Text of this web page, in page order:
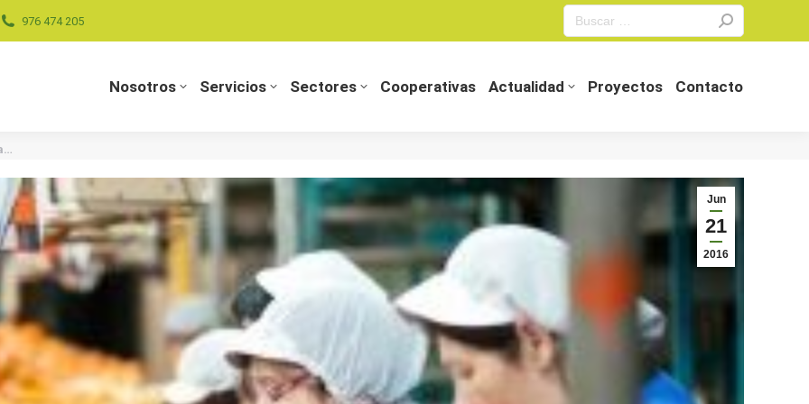
976 474 205
Search:
Nosotros Servicios Sectores Cooperativas Actualidad Proyectos Contacto
Jun
21
2016
Actualidad Proyectos Contacto